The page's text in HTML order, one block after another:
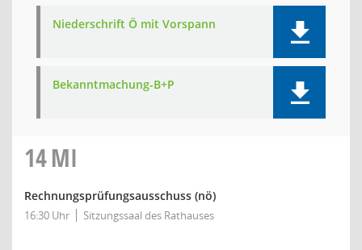
Niederschrift Ö mit Vorspann
Bekanntmachung-B+P
14MI
Rechnungsprüfungsausschuss (nö)
16:30 Uhr Sitzungssaal des Rathauses